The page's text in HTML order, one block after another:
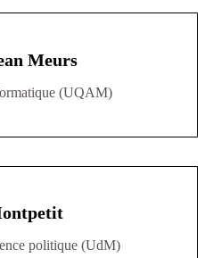
Meurs
(UQAM)
politique (UdM)